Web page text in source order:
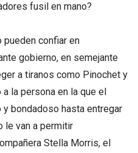
fusil en mano?
pueden confiar en
gobierno, en semejante
a tiranos como Pinochet y
la persona en la que el
y bondadoso hasta entregar
le van a permitir
Stella Morris, el